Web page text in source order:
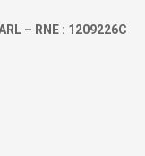
– RNE : 1209226C